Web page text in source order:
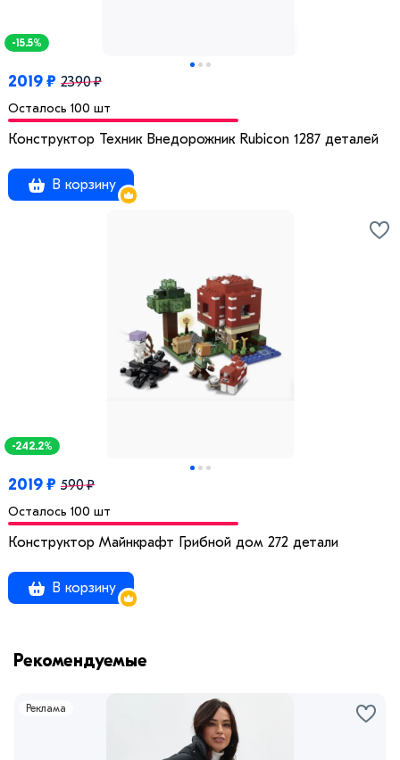
-15.5%
2019 ₽ 2390 ₽
Осталось 100 шт
Конструктор Техник Внедорожник Rubicon 1287 деталей
В корзину
-242.2%
2019 ₽ 590 ₽
Осталось 100 шт
Конструктор Майнкрафт Грибной дом 272 детали
В корзину
Рекомендуемые
Реклама